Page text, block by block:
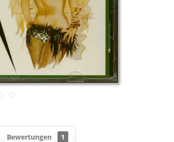
Bewertungen 1